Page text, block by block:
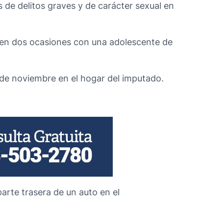
delitos graves y de carácter sexual en
dos ocasiones con una adolescente de
noviembre en el hogar del imputado.
trasera de un auto en el